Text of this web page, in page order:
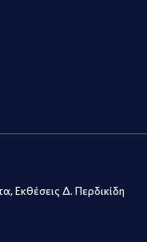
Εκθέσεις Δ. Περδικίδη